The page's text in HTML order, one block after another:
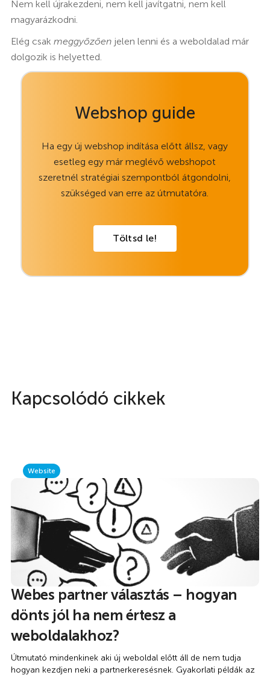
Nem kell újrakezdeni, nem kell javítgatni, nem kell
magyarázkodni.
Elég csak meggyőzően jelen lenni és a weboldalad már
dolgozik is helyetted.
Webshop guide
Ha egy új webshop indítása előtt állsz, vagy
esetleg egy már meglévő webshopot
szeretnél stratégiai szempontból átgondolni,
szükséged van erre az útmutatóra.
Töltsd le!
Kapcsolódó cikkek
Website
Webes partner választás – hogyan
dönts jól ha nem értesz a
weboldalakhoz?
Útmutató mindenkinek aki új weboldal előtt áll de nem tudja
hogyan kezdjen neki a partnerkeresésnek. Gyakorlati példák az